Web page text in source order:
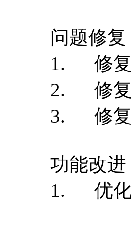
问题修复
1. 修复
2. 修复
3. 修复
功能改进
1. 优化